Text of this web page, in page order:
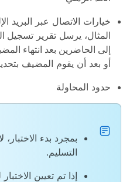
خيارات الاتصال عبر البريد
المثال، يرسل تقرير تسجيل
إلى الحاضرين بعد انتهاء
أو بعد أن يقوم المضيف
حدود المحاولة
بمجرد بدء
التسليم.
إذا تم تعيين